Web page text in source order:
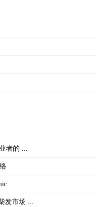
者的 ...
...
发市场 ...